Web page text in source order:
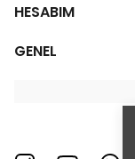
HESABIM
GENEL